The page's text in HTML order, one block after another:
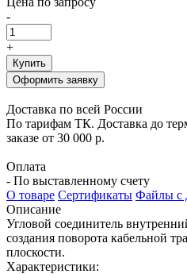
-
+
Купить
Оформить заявку
Доставка по всей России
По тарифам ТК. Доставка до
заказе от 30 000 р.
Оплата
- По выставленному счету
О товаре Сертификаты Файлы с
Описание
Угловой соединитель
создания поворота кабельной
плоскости.
Характеристики: